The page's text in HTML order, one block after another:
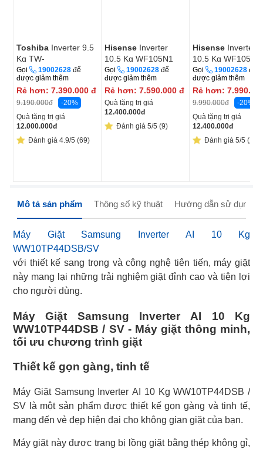
Toshiba Inverter 9.5
Kg TW-
T23BU105UWV(MG)
Gọi 19002628 để
được giảm thêm
Rẻ hơn: 7.390.000 đ
9.190.000đ
-20%
Quà tặng trị giá
12.000.000đ
Đánh giá 4.9/5 (69)
Hisense Inverter
10.5 Kg WF105N1
Gọi 19002628 để
được giảm thêm
Rẻ hơn: 7.590.000 đ
Quà tặng trị giá
12.400.000đ
Đánh giá 5/5 (9)
Hisense Inverter
10.5 Kg WF105M3
Gọi 19002628 để
được giảm thêm
Rẻ hơn:
9.990.000đ
-20%
Quà tặng trị giá
12.400.000đ
Đánh giá 5/5 (2)
Mô tả sản phẩm Thông số kỹ thuật Hướng dẫn sử dụng
Máy Giặt Samsung Inverter AI 10 Kg
WW10TP44DSB/SV
với thiết kế sang trọng và công nghệ tiên tiến, máy giặt
này mang lại những trải nghiệm giặt đỉnh cao và tiện lợi
cho người dùng.
Máy Giặt Samsung Inverter AI 10 Kg
WW10TP44DSB / SV - Máy giặt thông minh,
tối ưu chương trình giặt
Thiết kế gọn gàng, tinh tế
Máy Giặt Samsung Inverter AI 10 Kg WW10TP44DSB /
SV là một sản phẩm được thiết kế gọn gàng và tinh tế,
mang đến vẻ đẹp hiện đại cho không gian giặt của bạn.
Máy giặt này được trang bị lồng giặt bằng thép không gỉ,